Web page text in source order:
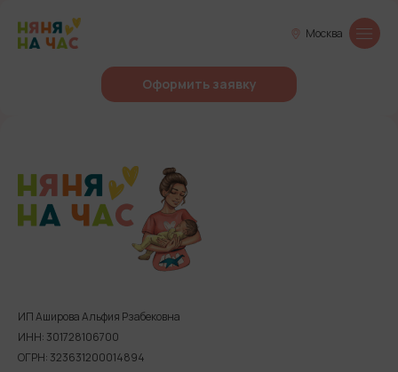
Москва
Оформить заявку
ИП Аширова Альфия Рзабековна
ИНН: 301728106700
ОГРН: 323631200014894